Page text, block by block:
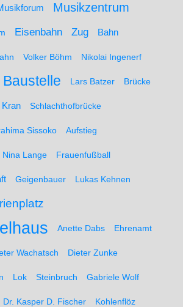
Musikzentrum
Eisenbahn Zug Bahn
Volker Böhm Nikolai Ingenerf
Baustelle Lars Batzer Brücke
Kran Schlachthofbrücke
Sissoko Aufstieg
Nina Lange Frauenfußball
Geigenbauer Lukas Kehnen
Anette Dabs Ehrenamt
Wachatsch Dieter Zunke
Lok Steinbruch Gabriele Wolf
Dr. Kasper D. Fischer Kohlenflöz